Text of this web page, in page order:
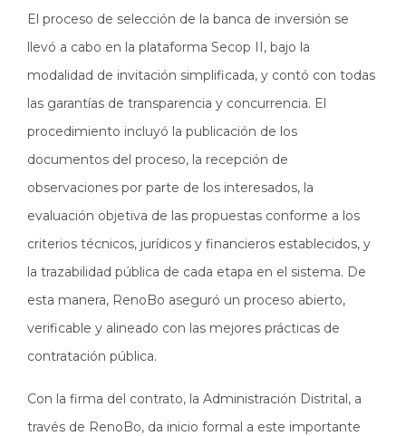
El proceso de selección de la banca de inversión se
llevó a cabo en la plataforma Secop II, bajo la
modalidad de invitación simplificada, y contó con todas
las garantías de transparencia y concurrencia. El
procedimiento incluyó la publicación de los
documentos del proceso, la recepción de
observaciones por parte de los interesados, la
evaluación objetiva de las propuestas conforme a los
criterios técnicos, jurídicos y financieros establecidos, y
la trazabilidad pública de cada etapa en el sistema. De
esta manera, RenoBo aseguró un proceso abierto,
verificable y alineado con las mejores prácticas de
contratación pública.
Con la firma del contrato, la Administración Distrital, a
través de RenoBo, da inicio formal a este importante